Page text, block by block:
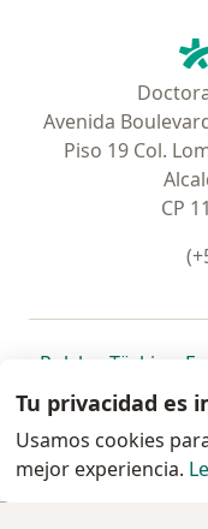
Avenida
Piso 19 Col.
CP
Polska se abre en
Türkiye
Portugal
se
México
Tu privacidad es
Usamos cookies
mejor experiencia.